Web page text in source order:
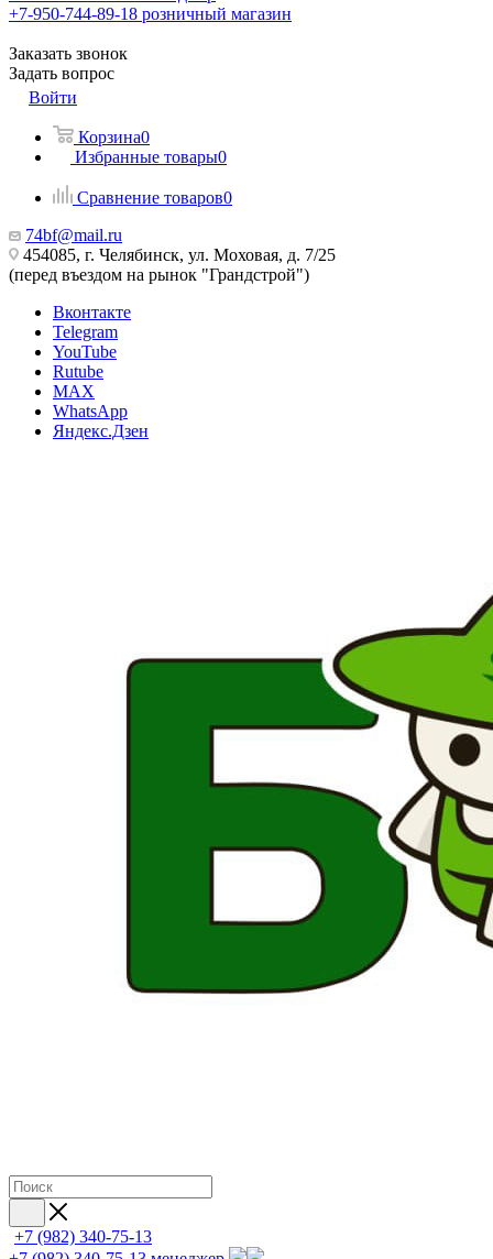
+7-950-744-89-18 розничный магазин
Заказать звонок
Задать вопрос
Войти
Корзина0
Избранные товары0
Сравнение товаров0
74bf@mail.ru
454085, г. Челябинск, ул. Моховая, д. 7/25
(перед въездом на рынок "Грандстрой")
Вконтакте
Telegram
YouTube
Rutube
MAX
WhatsApp
Яндекс.Дзен
+7 (982) 340-75-13